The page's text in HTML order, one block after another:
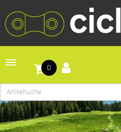
Toggle navigation
0